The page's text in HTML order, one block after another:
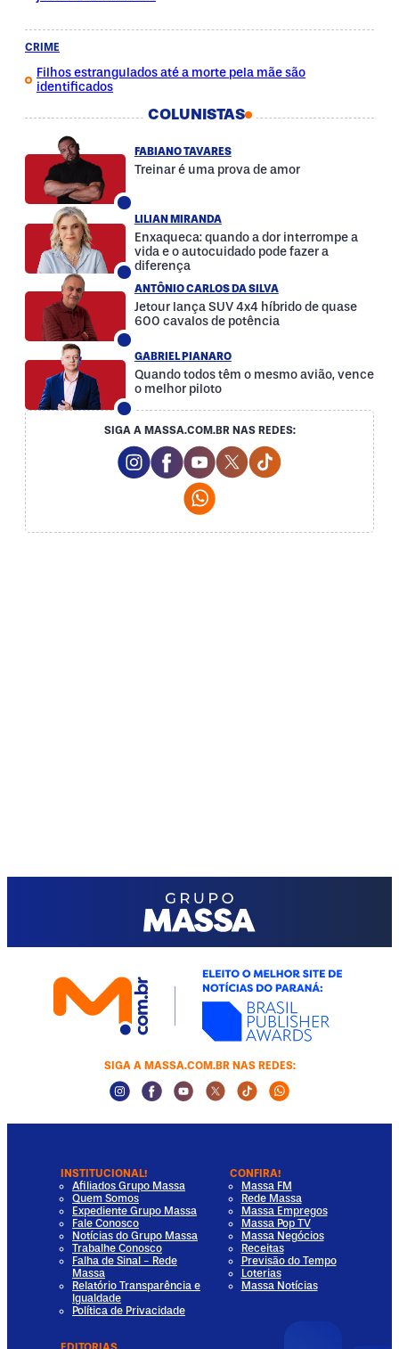
CRIME
Filhos estrangulados até a morte pela mãe são
identificados
COLUNISTAS
FABIANO TAVARES
Treinar é uma prova de amor
LILIAN MIRANDA
Enxaqueca: quando a dor interrompe a
vida e o autocuidado pode fazer a
diferença
ANTÔNIO CARLOS DA SILVA
Jetour lança SUV 4x4 híbrido de quase
600 cavalos de potência
GABRIEL PIANARO
Quando todos têm o mesmo avião, vence
o melhor piloto
SIGA A MASSA.COM.BR NAS REDES:
Instagram Social Media
Facebook Social Media
Youtube Social Media
Twitter Social Media
Tiktok Social
SIGA A MASSA.COM.BR NAS REDES:
Instagram Social Media
Facebook Social Media
Youtube Social Media
Twitter Social Media
Tiktok Social Media
Whatsapp
INSTITUCIONAL!
Afiliados Grupo Massa
Quem Somos
Expediente Grupo Massa
Fale Conosco
Notícias do Grupo Massa
Trabalhe Conosco
Falha de Sinal - Rede
Massa
Relatório Transparência e
Igualdade
Política de Privacidade
CONFIRA!
Massa FM
Rede Massa
Massa Empregos
Massa Pop TV
Massa Negócios
Receitas
Previsão do Tempo
Loterias
Massa Notícias